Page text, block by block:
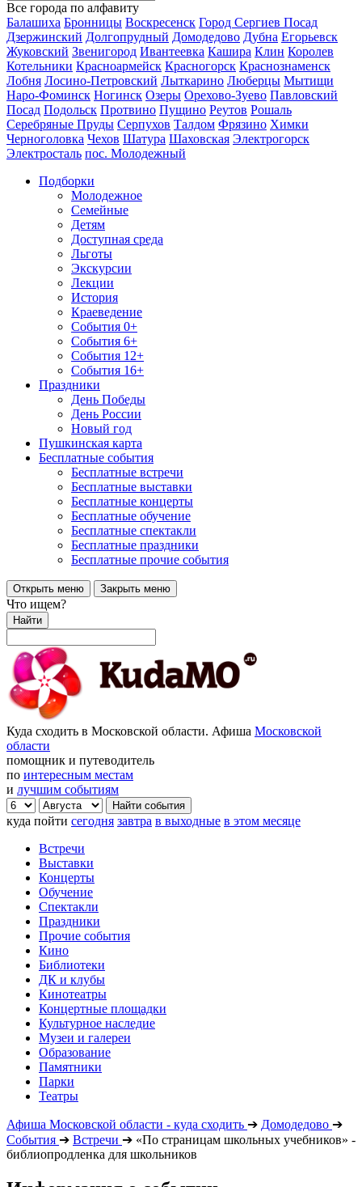
Все города по алфавиту
Балашиха Бронницы Воскресенск Город Сергиев Посад
Дзержинский Долгопрудный Домодедово Дубна Егорьевск
Жуковский Звенигород Ивантеевка Кашира Клин Королев
Котельники Красноармейск Красногорск Краснознаменск
Лобня Лосино-Петровский Лыткарино Люберцы Мытищи
Наро-Фоминск Ногинск Озеры Орехово-Зуево Павловский
Посад Подольск Протвино Пущино Реутов Рошаль
Серебряные Пруды Серпухов Талдом Фрязино Химки
Черноголовка Чехов Шатура Шаховская Электрогорск
Электросталь пос. Молодежный
Подборки
Молодежное
Семейные
Детям
Доступная среда
Льготы
Экскурсии
Лекции
История
Краеведение
События 0+
События 6+
События 12+
События 16+
Праздники
День Победы
День России
Новый год
Пушкинская карта
Бесплатные события
Бесплатные встречи
Бесплатные выставки
Бесплатные концерты
Бесплатные обучение
Бесплатные спектакли
Бесплатные праздники
Бесплатные прочие события
Открыть меню Закрыть меню
Что ищем?
Найти
Куда сходить в Московской области. Афиша Московской
области
помощник и путеводитель
по интересным местам
и лучшим событиям
куда пойти сегодня завтра в выходные в этом месяце
Встречи
Выставки
Концерты
Обучение
Спектакли
Праздники
Прочие события
Кино
Библиотеки
ДК и клубы
Кинотеатры
Концертные площадки
Культурное наследие
Музеи и галереи
Образование
Памятники
Парки
Театры
Афиша Московской области - куда сходить ➔ Домодедово ➔
События ➔ Встречи ➔ «По страницам школьных учебников» -
библиопродленка для школьников